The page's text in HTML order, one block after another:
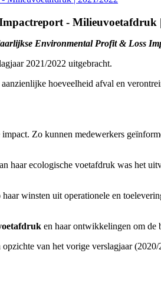
- Milieuvoetafdruk
Environmental Profit & Loss
2021/2022 uitgebracht.
hoeveelheid afval en
Zo kunnen medewerkers
haar ecologische voetafdruk was het
winsten uit operationele en
en haar ontwikkelingen om de
van het vorige verslagjaar